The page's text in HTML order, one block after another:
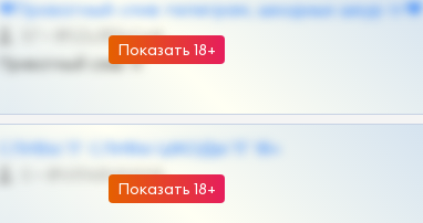
Показать 18+
❤Приватный слив телеграм, шкодных шкур тг❤
@SZu3ll3sCatt_bot
Приватный слив тг
Показать 18+
СЛИВЫ ТГ СЛИВЫ ШКОДЫ ТГ 18+
@VIPARHIVS55BOT